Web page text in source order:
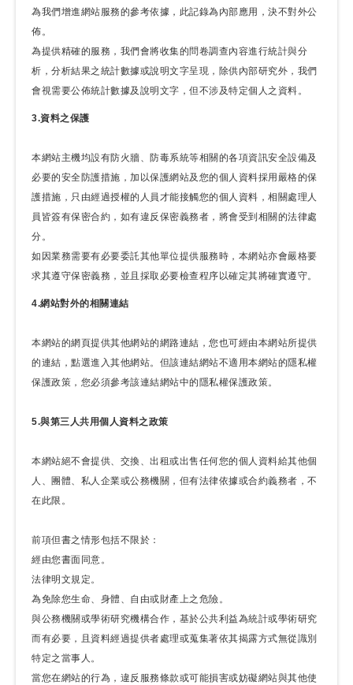
為我們增進網站服務的參考依據，此記錄為內部應用，決不對外公
佈。
為提供精確的服務，我們會將收集的問卷調查內容進行統計與分
析，分析結果之統計數據或說明文字呈現，除供內部研究外，我們
會視需要公佈統計數據及說明文字，但不涉及特定個人之資料。
3.資料之保護
本網站主機均設有防火牆、防毒系統等相關的各項資訊安全設備及
必要的安全防護措施，加以保護網站及您的個人資料採用嚴格的保
護措施，只由經過授權的人員才能接觸您的個人資料，相關處理人
員皆簽有保密合約，如有違反保密義務者，將會受到相關的法律處
分。
如因業務需要有必要委託其他單位提供服務時，本網站亦會嚴格要
求其遵守保密義務，並且採取必要檢查程序以確定其將確實遵守。
4.網站對外的相關連結
本網站的網頁提供其他網站的網路連結，您也可經由本網站所提供
的連結，點選進入其他網站。但該連結網站不適用本網站的隱私權
保護政策，您必須參考該連結網站中的隱私權保護政策。
5.與第三人共用個人資料之政策
本網站絕不會提供、交換、出租或出售任何您的個人資料給其他個
人、團體、私人企業或公務機關，但有法律依據或合約義務者，不
在此限。
前項但書之情形包括不限於：
經由您書面同意。
法律明文規定。
為免除您生命、身體、自由或財產上之危險。
與公務機關或學術研究機構合作，基於公共利益為統計或學術研究
而有必要，且資料經過提供者處理或蒐集著依其揭露方式無從識別
特定之當事人。
當您在網站的行為，違反服務條款或可能損害或妨礙網站與其他使